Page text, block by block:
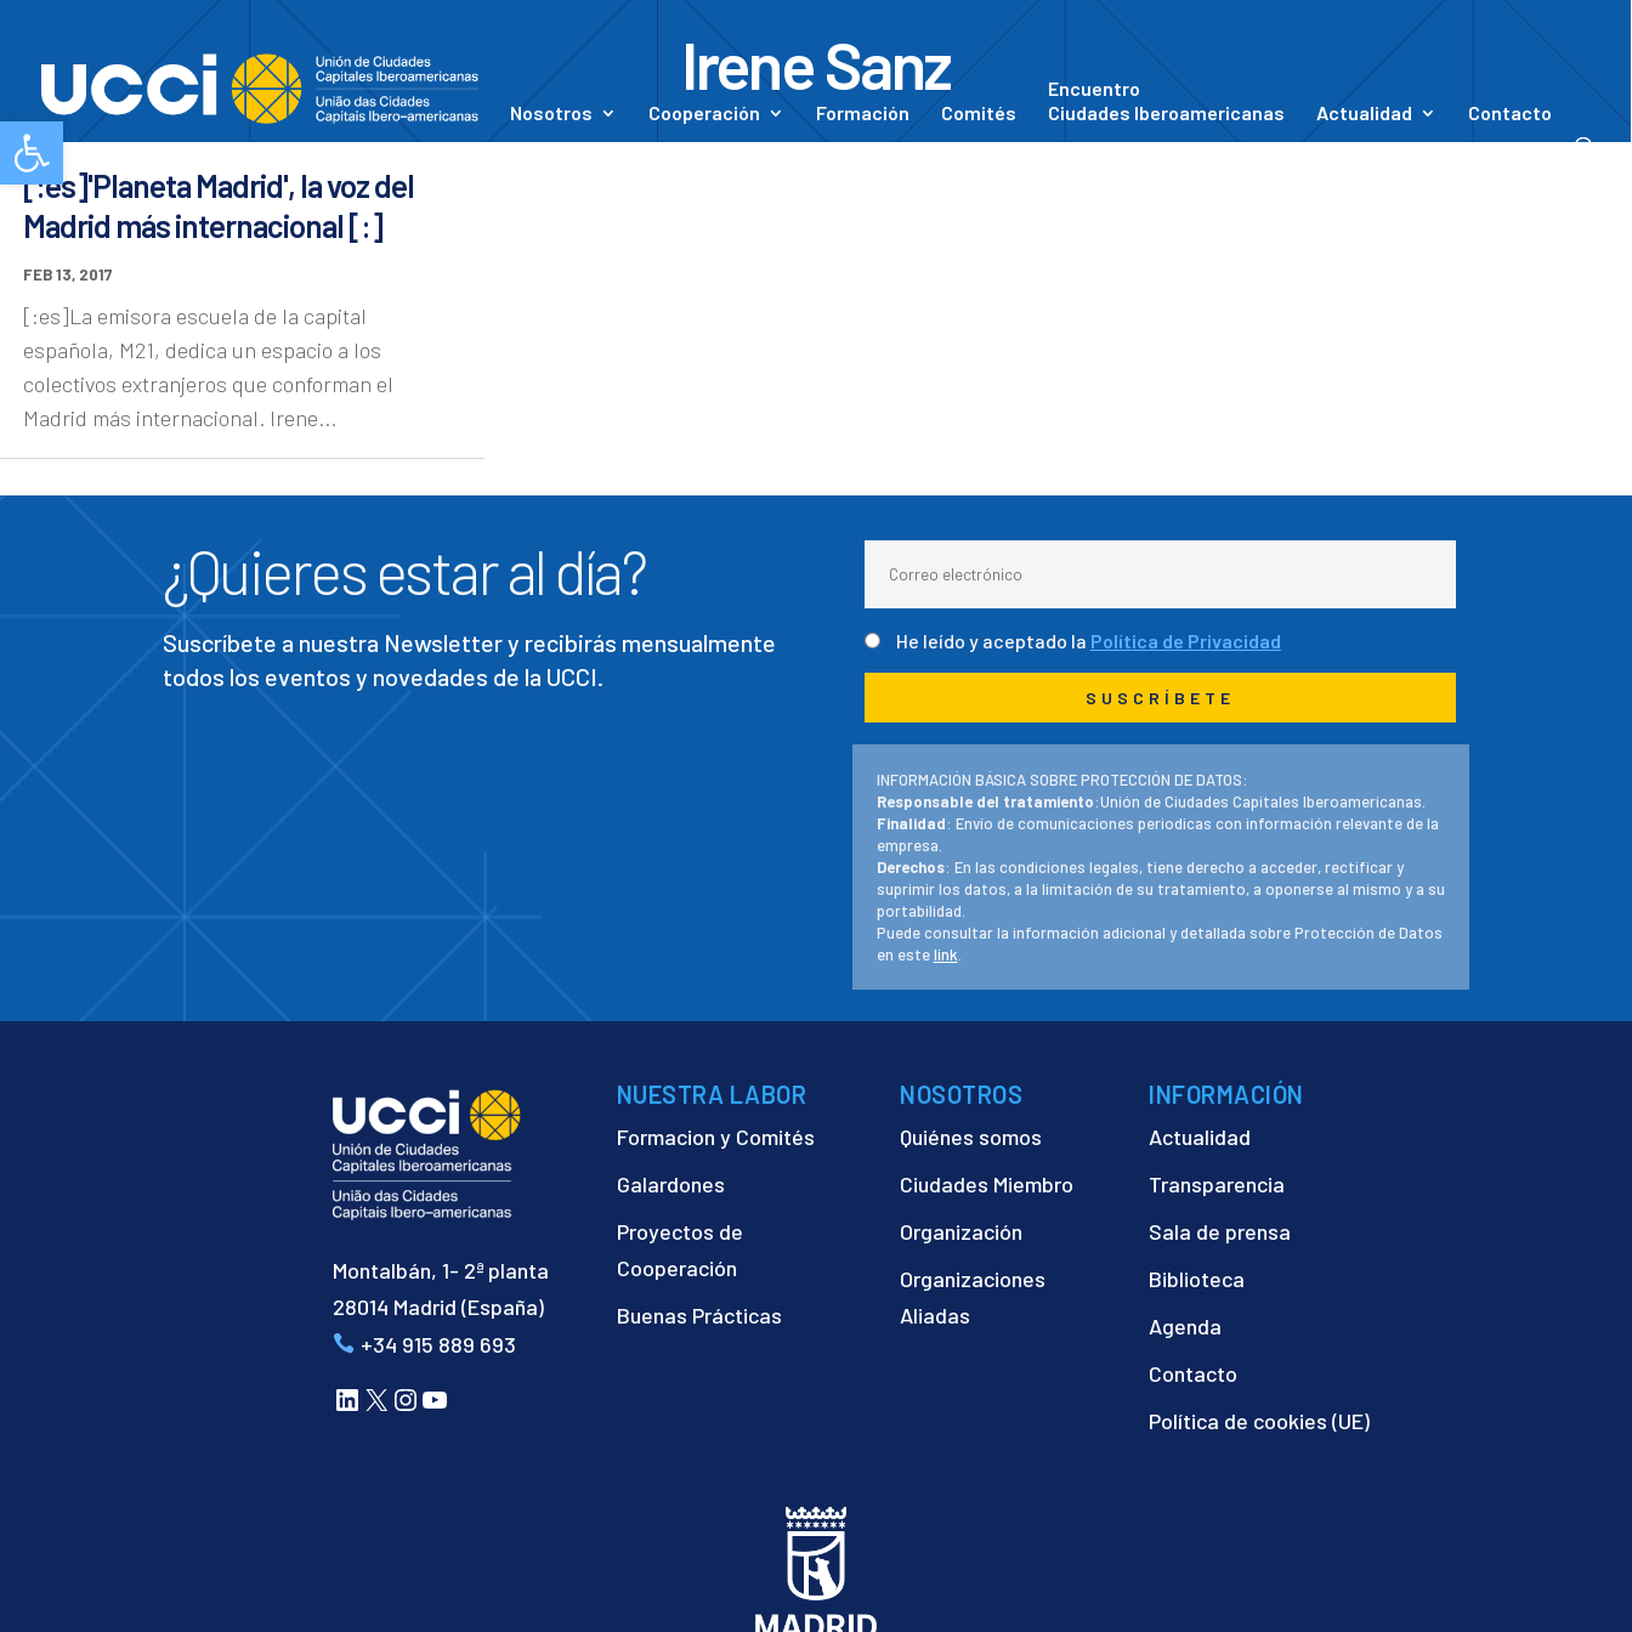
Abrir barra de herramientas Nosotros Cooperación Formación Comités
Encuentro
Ciudades Iberoamericanas
Actualidad Contacto
Irene Sanz
[:es]'Planeta Madrid', la voz del
Madrid más internacional [:]
FEB 13, 2017
[:es]La emisora escuela de la capital
española, M21, dedica un espacio a los
colectivos extranjeros que conforman el
Madrid más internacional. Irene...
¿Quieres estar al día?
Suscríbete a nuestra Newsletter y recibirás mensualmente
todos los eventos y novedades de la UCCI.
He leído y aceptado la Política de Privacidad
INFORMACIÓN BÁSICA SOBRE PROTECCIÓN DE DATOS:
Responsable del tratamiento:Unión de Ciudades Capitales Iberoamericanas.
Finalidad: Envío de comunicaciones periodicas con información relevante de la
empresa.
Derechos: En las condiciones legales, tiene derecho a acceder, rectificar y
suprimir los datos, a la limitación de su tratamiento, a oponerse al mismo y a su
portabilidad.
Puede consultar la información adicional y detallada sobre Protección de Datos
en estelink
Montalbán, 1- 2ª planta
28014 Madrid (España)
+34 915 889 693
LinkedIn
X Instagram
YouTube
NUESTRA LABOR
Formacion y Comités
Galardones
Proyectos de
Cooperación
Buenas Prácticas
NOSOTROS
Quiénes somos
Ciudades Miembro
Organización
Organizaciones
Aliadas
INFORMACIÓN
Actualidad
Transparencia
Sala de prensa
Biblioteca
Agenda
Contacto
Política de cookies (UE)